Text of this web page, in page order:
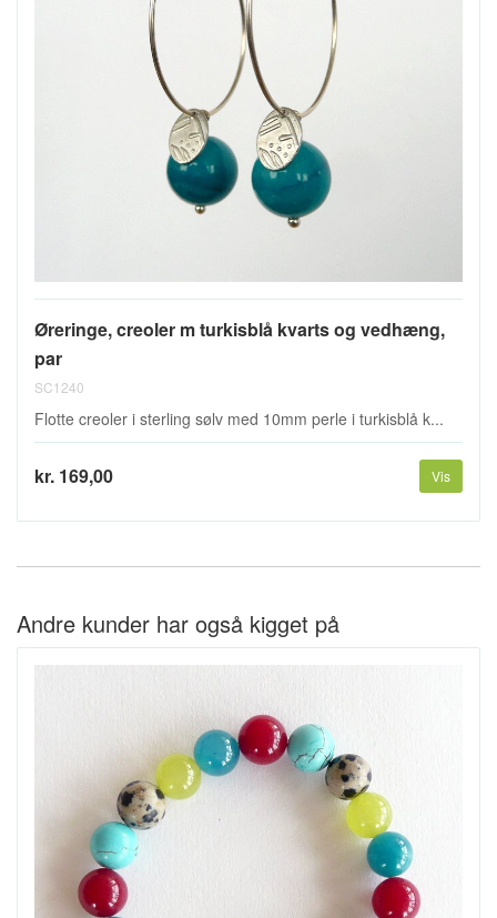
Øreringe, creoler m turkisblå kvarts og vedhæng,
par
SC1240
Flotte creoler i sterling sølv med 10mm perle i turkisblå k...
kr. 169,00 Vis
Andre kunder har også kigget på